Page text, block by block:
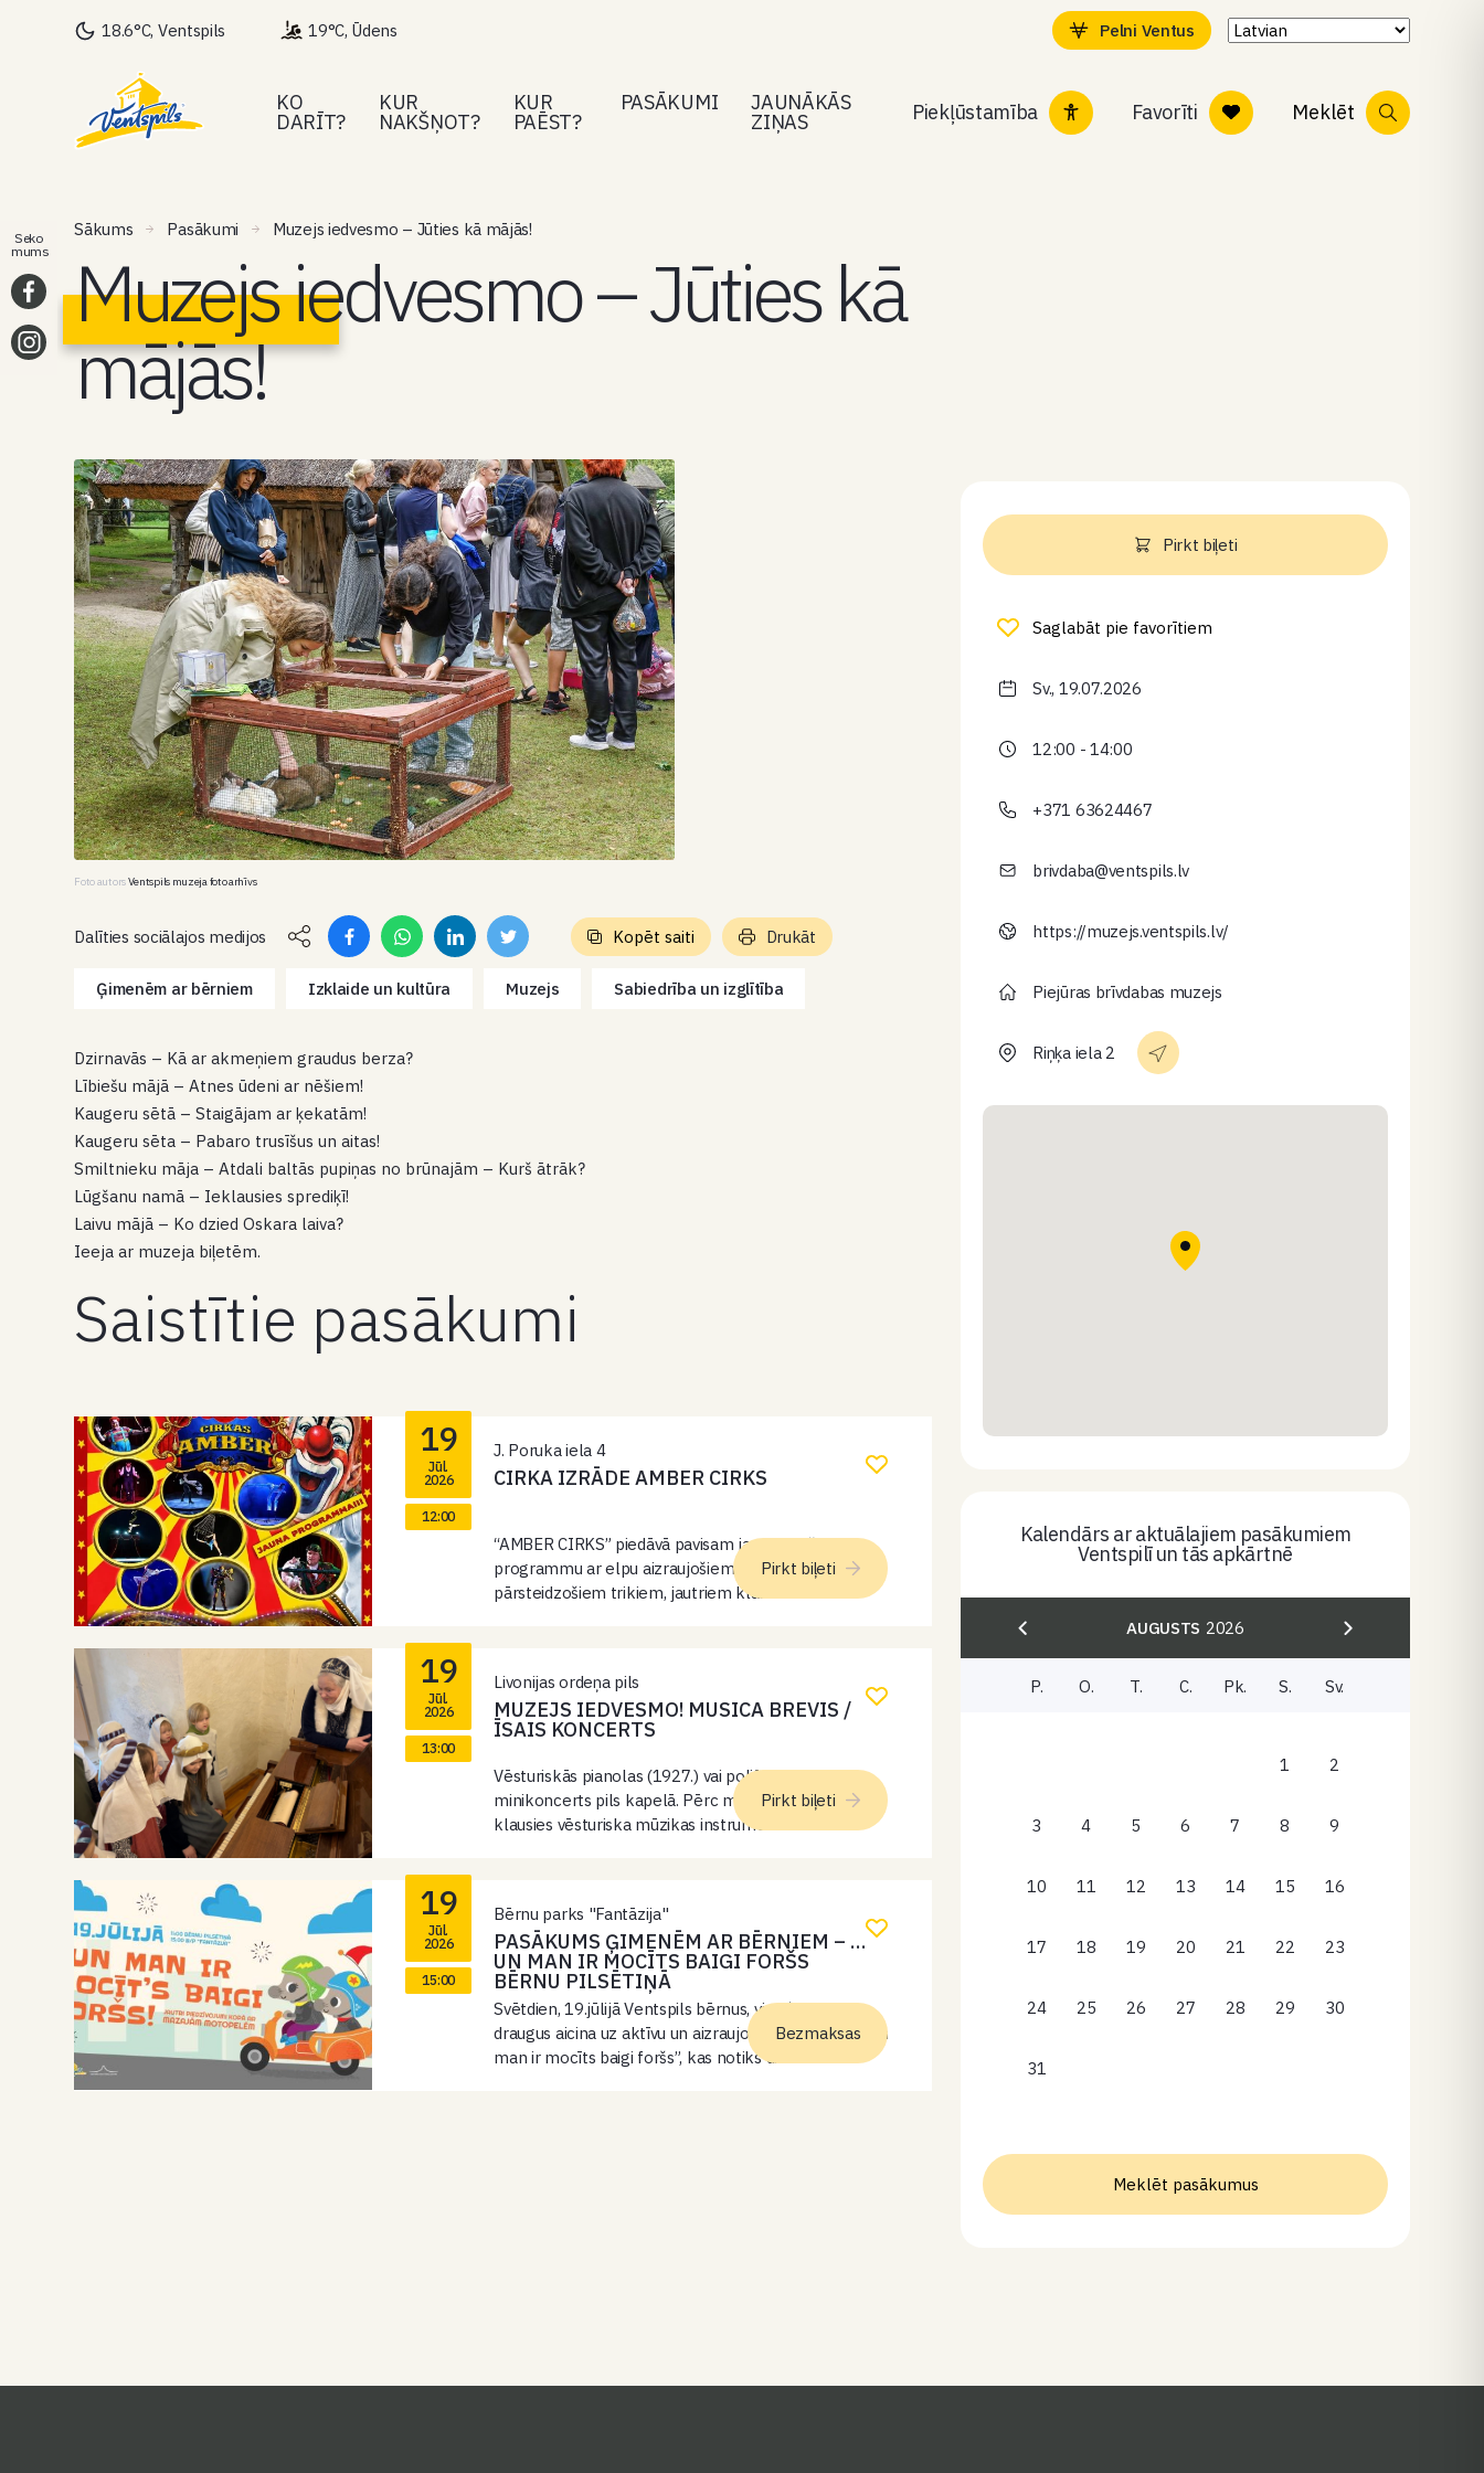
18.6°C, Ventspils 19°C, Ūdens Pelni Ventus
KO
DARĪT?
KUR
NAKŠŅOT?
KUR
PAĒST?
PASĀKUMI JAUNĀKĀS
ZIŅAS Piekļūstamība Favorīti Meklēt
Sākums Pasākumi Muzejs iedvesmo – Jūties kā mājās!
Muzejs iedvesmo – Jūties kā
mājās!
Foto autorsVentspils muzeja foto arhīvs
Dalīties sociālajos medijos Kopēt saiti Drukāt
Ģimenēm ar bērniem Izklaide un kultūra Muzejs Sabiedrība un izglītība
Dzirnavās – Kā ar akmeņiem graudus berza?
Lībiešu mājā – Atnes ūdeni ar nēšiem!
Kaugeru sētā – Staigājam ar ķekatām!
Kaugeru sēta – Pabaro trusīšus un aitas!
Smiltnieku māja – Atdali baltās pupiņas no brūnajām – Kurš ātrāk?
Lūgšanu namā – Ieklausies sprediķī!
Laivu mājā – Ko dzied Oskara laiva?
Ieeja ar muzeja biļetēm.
Saistītie pasākumi
19
Jūl.
2026
12:00
J. Poruka iela 4
CIRKA IZRĀDE AMBER CIRKS
“AMBER CIRKS” piedāvā pavisam jaunu, krāšņu
programmu ar elpu aizraujošiem priekšnesumiem,
pārsteidzošiem trikiem, jautriem klauniem un
Pirkt biļeti
19
Jūl.
2026
13:00
Livonijas ordeņa pils
MUZEJS IEDVESMO! MUSICA BREVIS /
ĪSAIS KONCERTS
Vēsturiskās pianolas (1927.) vai polifona (19. gs.)
minikoncerts pils kapelā. Pērc muzeja biļeti un
klausies vēsturiska mūzikas instrumenta
Pirkt biļeti
19
Jūl.
2026
15:00
Bērnu parks "Fantāzija"
PASĀKUMS ĢIMENĒM AR BĒRNIEM – …
UN MAN IR MOCĪTS BAIGI FORŠS
BĒRNU PILSĒTIŅĀ
Svētdien, 19.jūlijā Ventspils bērnus, viņu ģimenes un
draugus aicina uz aktīvu un aizraujošu pasākumu “… un
man ir mocīts baigi foršs”, kas notiks divās vietās –
Bezmaksas
Pirkt biļeti
Saglabāt pie favorītiem
Sv., 19.07.2026
12:00 - 14:00
+371 63624467
brivdaba@ventspils.lv
https://muzejs.ventspils.lv/
Piejūras brīvdabas muzejs
Riņķa iela 2
Kalendārs ar aktuālajiem pasākumiem
Ventspilī un tās apkārtnē
AUGUSTS 2026
P. O. T. C. Pk. S. Sv.
1 2
3 4 5 6 7 8 9
10 11 12 13 14 15 16
17 18 19 20 21 22 23
24 25 26 27 28 29 30
31
Meklēt pasākumus
Seko
mums